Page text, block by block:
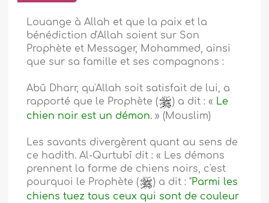
Louange à Allah et que la paix et la
bénédiction d'Allah soient sur Son
Prophète et Messager, Mohammed, ainsi
que sur sa famille et ses compagnons :
Abû Dharr, qu'Allah soit satisfait de lui, a
rapporté que le Prophète (
) a dit : « Le
chien noir est un démon. » (Mouslim)
Les savants divergèrent quant au sens de
ce hadith. Al-Qurtubî dit : « Les démons
prennent la forme de chiens noirs, c'est
pourquoi le Prophète (
) a dit : "Parmi les
chiens tuez tous ceux qui sont de couleur